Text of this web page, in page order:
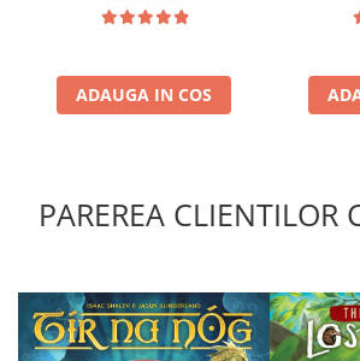
Puzzle 12 piese
Puzzle 300 piese
Puzzle cu 100 piese
Puzzle 2 in 1
Puzzle 1000 piese panorama
ADAUGA IN COS
PAREREA CLIENTILOR